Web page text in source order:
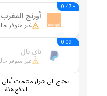
أورنج المغرب
غير متوفر حالياً
باي بال
غير متوفر حالياً
تحتاج الى شراء منتجات أعلى
الدفع هذة